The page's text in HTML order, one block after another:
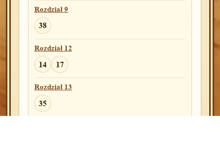
4
Rozdział 20
20 26
Rozdział 23
20
Rozdział 33
Rozdział 9
38
Rozdział 12
14 17
Rozdział 13
35